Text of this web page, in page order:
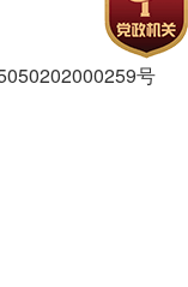
号